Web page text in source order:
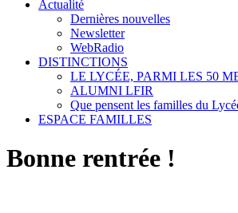
Actualité
Dernières nouvelles
Newsletter
WebRadio
DISTINCTIONS
LE LYCÉE, PARMI LES 50
ALUMNI LFIR
Que pensent les familles du
ESPACE FAMILLES
Bonne rentrée !